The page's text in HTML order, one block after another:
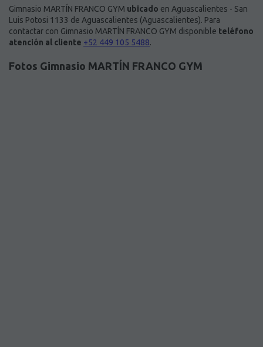
Gimnasio MARTÍN FRANCO GYM ubicado en Aguascalientes - San
Luis Potosi 1133 de Aguascalientes (Aguascalientes). Para
contactar con Gimnasio MARTÍN FRANCO GYM disponible teléfono
atención al cliente +52 449 105 5488.
Fotos Gimnasio MARTÍN FRANCO GYM